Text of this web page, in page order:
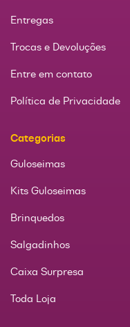
Entregas
Trocas e Devoluções
Entre em contato
Política de Privacidade
Categorias
Guloseimas
Kits Guloseimas
Brinquedos
Salgadinhos
Caixa Surpresa
Toda Loja